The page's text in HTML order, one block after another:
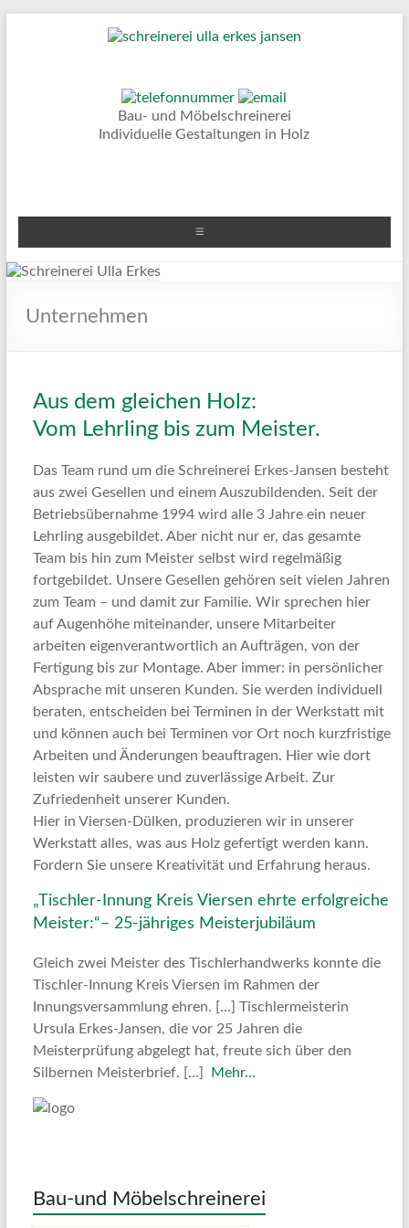
Bau- und Möbelschreinerei
Individuelle Gestaltungen in Holz
Unternehmen
Aus dem gleichen Holz:
Vom Lehrling bis zum Meister.
Das Team rund um die Schreinerei Erkes-Jansen besteht
aus zwei Gesellen und einem Auszubildenden. Seit der
Betriebsübernahme 1994 wird alle 3 Jahre ein neuer
Lehrling ausgebildet. Aber nicht nur er, das gesamte
Team bis hin zum Meister selbst wird regelmäßig
fortgebildet. Unsere Gesellen gehören seit vielen Jahren
zum Team – und damit zur Familie. Wir sprechen hier
auf Augenhöhe miteinander, unsere Mitarbeiter
arbeiten eigenverantwortlich an Aufträgen, von der
Fertigung bis zur Montage. Aber immer: in persönlicher
Absprache mit unseren Kunden. Sie werden individuell
beraten, entscheiden bei Terminen in der Werkstatt mit
und können auch bei Terminen vor Ort noch kurzfristige
Arbeiten und Änderungen beauftragen. Hier wie dort
leisten wir saubere und zuverlässige Arbeit. Zur
Zufriedenheit unserer Kunden.
Hier in Viersen-Dülken, produzieren wir in unserer
Werkstatt alles, was aus Holz gefertigt werden kann.
Fordern Sie unsere Kreativität und Erfahrung heraus.
„Tischler-Innung Kreis Viersen ehrte erfolgreiche
Meister:“– 25-jähriges Meisterjubiläum
Gleich zwei Meister des Tischlerhandwerks konnte die
Tischler-Innung Kreis Viersen im Rahmen der
Innungsversammlung ehren. […] Tischlermeisterin
Ursula Erkes-Jansen, die vor 25 Jahren die
Meisterprüfung abgelegt hat, freute sich über den
Silbernen Meisterbrief. […]
Mehr…
Bau-und Möbelschreinerei